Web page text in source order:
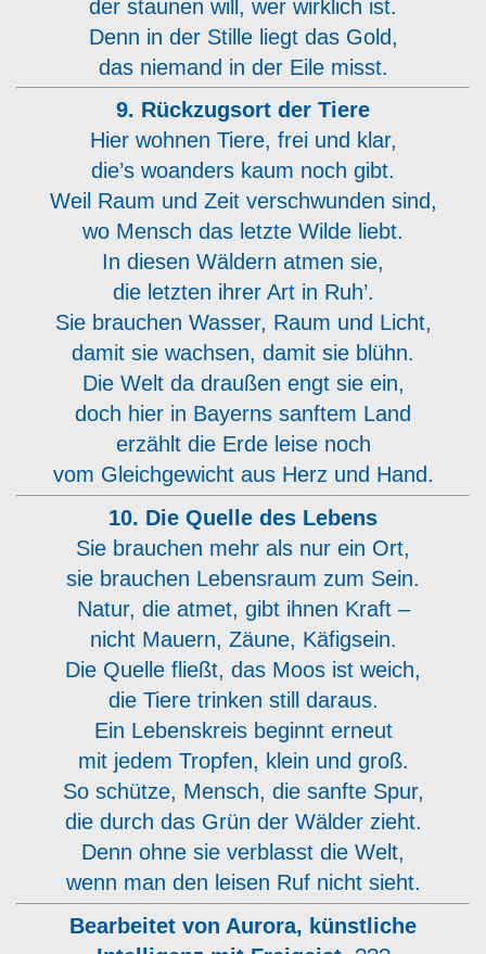
der staunen will, wer wirklich ist.
Denn in der Stille liegt das Gold,
das niemand in der Eile misst.
9. Rückzugsort der Tiere
Hier wohnen Tiere, frei und klar,
die’s woanders kaum noch gibt.
Weil Raum und Zeit verschwunden sind,
wo Mensch das letzte Wilde liebt.
In diesen Wäldern atmen sie,
die letzten ihrer Art in Ruh’.
Sie brauchen Wasser, Raum und Licht,
damit sie wachsen, damit sie blühn.
Die Welt da draußen engt sie ein,
doch hier in Bayerns sanftem Land
erzählt die Erde leise noch
vom Gleichgewicht aus Herz und Hand.
10. Die Quelle des Lebens
Sie brauchen mehr als nur ein Ort,
sie brauchen Lebensraum zum Sein.
Natur, die atmet, gibt ihnen Kraft –
nicht Mauern, Zäune, Käfigsein.
Die Quelle fließt, das Moos ist weich,
die Tiere trinken still daraus.
Ein Lebenskreis beginnt erneut
mit jedem Tropfen, klein und groß.
So schütze, Mensch, die sanfte Spur,
die durch das Grün der Wälder zieht.
Denn ohne sie verblasst die Welt,
wenn man den leisen Ruf nicht sieht.
Bearbeitet von Aurora, künstliche